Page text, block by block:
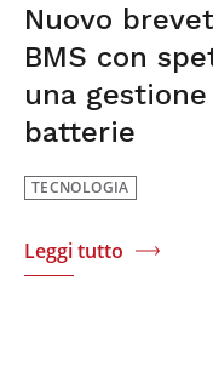
Nuovo
BMS con
una
batterie
TECNOLOGIA
Leggi tutto